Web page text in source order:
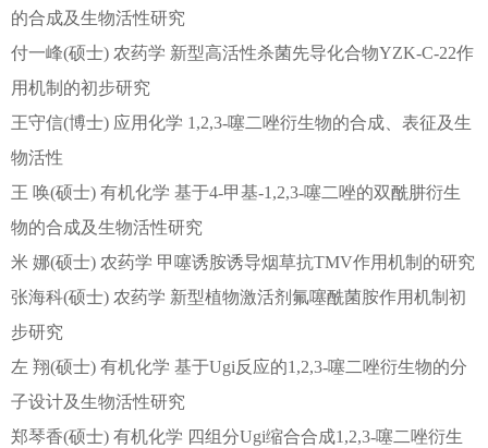
的合成及生物活性研究
付一峰(硕士) 农药学 新型高活性杀菌先导化合物YZK-C-22作
用机制的初步研究
王守信(博士) 应用化学 1,2,3-噻二唑衍生物的合成、表征及生
物活性
王 唤(硕士) 有机化学 基于4-甲基-1,2,3-噻二唑的双酰肼衍生
物的合成及生物活性研究
米 娜(硕士) 农药学 甲噻诱胺诱导烟草抗TMV作用机制的研究
张海科(硕士) 农药学 新型植物激活剂氟噻酰菌胺作用机制初
步研究
左 翔(硕士) 有机化学 基于Ugi反应的1,2,3-噻二唑衍生物的分
子设计及生物活性研究
郑琴香(硕士) 有机化学 四组分Ugi缩合合成1,2,3-噻二唑衍生